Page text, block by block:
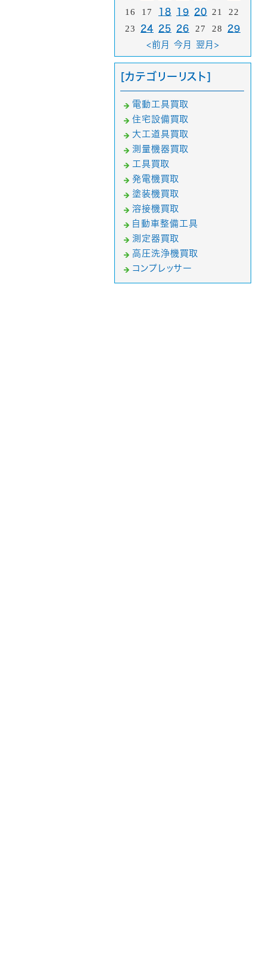
16 17 18 19 20 21
22
23
24 25 26 27 28
29
<前月
今月 翌月>
[カテゴリーリスト]
電動工具買取
住宅設備買取
大工道具買取
測量機器買取
工具買取
発電機買取
塗装機買取
溶接機買取
自動車整備工具
測定器買取
高圧洗浄機買取
コンプレッサー